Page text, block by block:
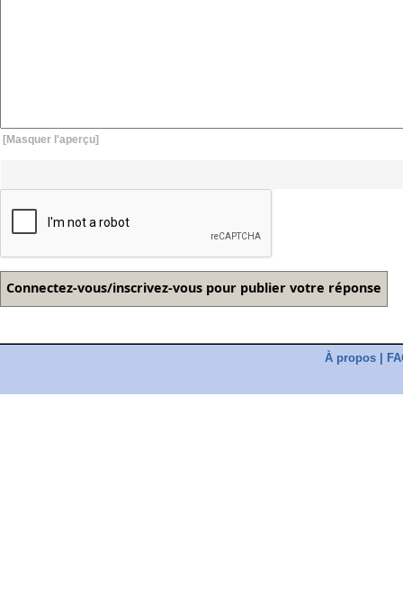
[Masquer l'aperçu]
À propos